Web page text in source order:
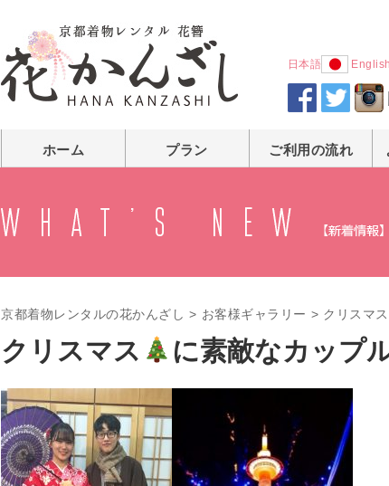
日本語 English
ホーム プラン ご利用の流れ
京都着物レンタルの花かんざし > お客様ギャラリー > クリスマス
クリスマス に素敵なカップ